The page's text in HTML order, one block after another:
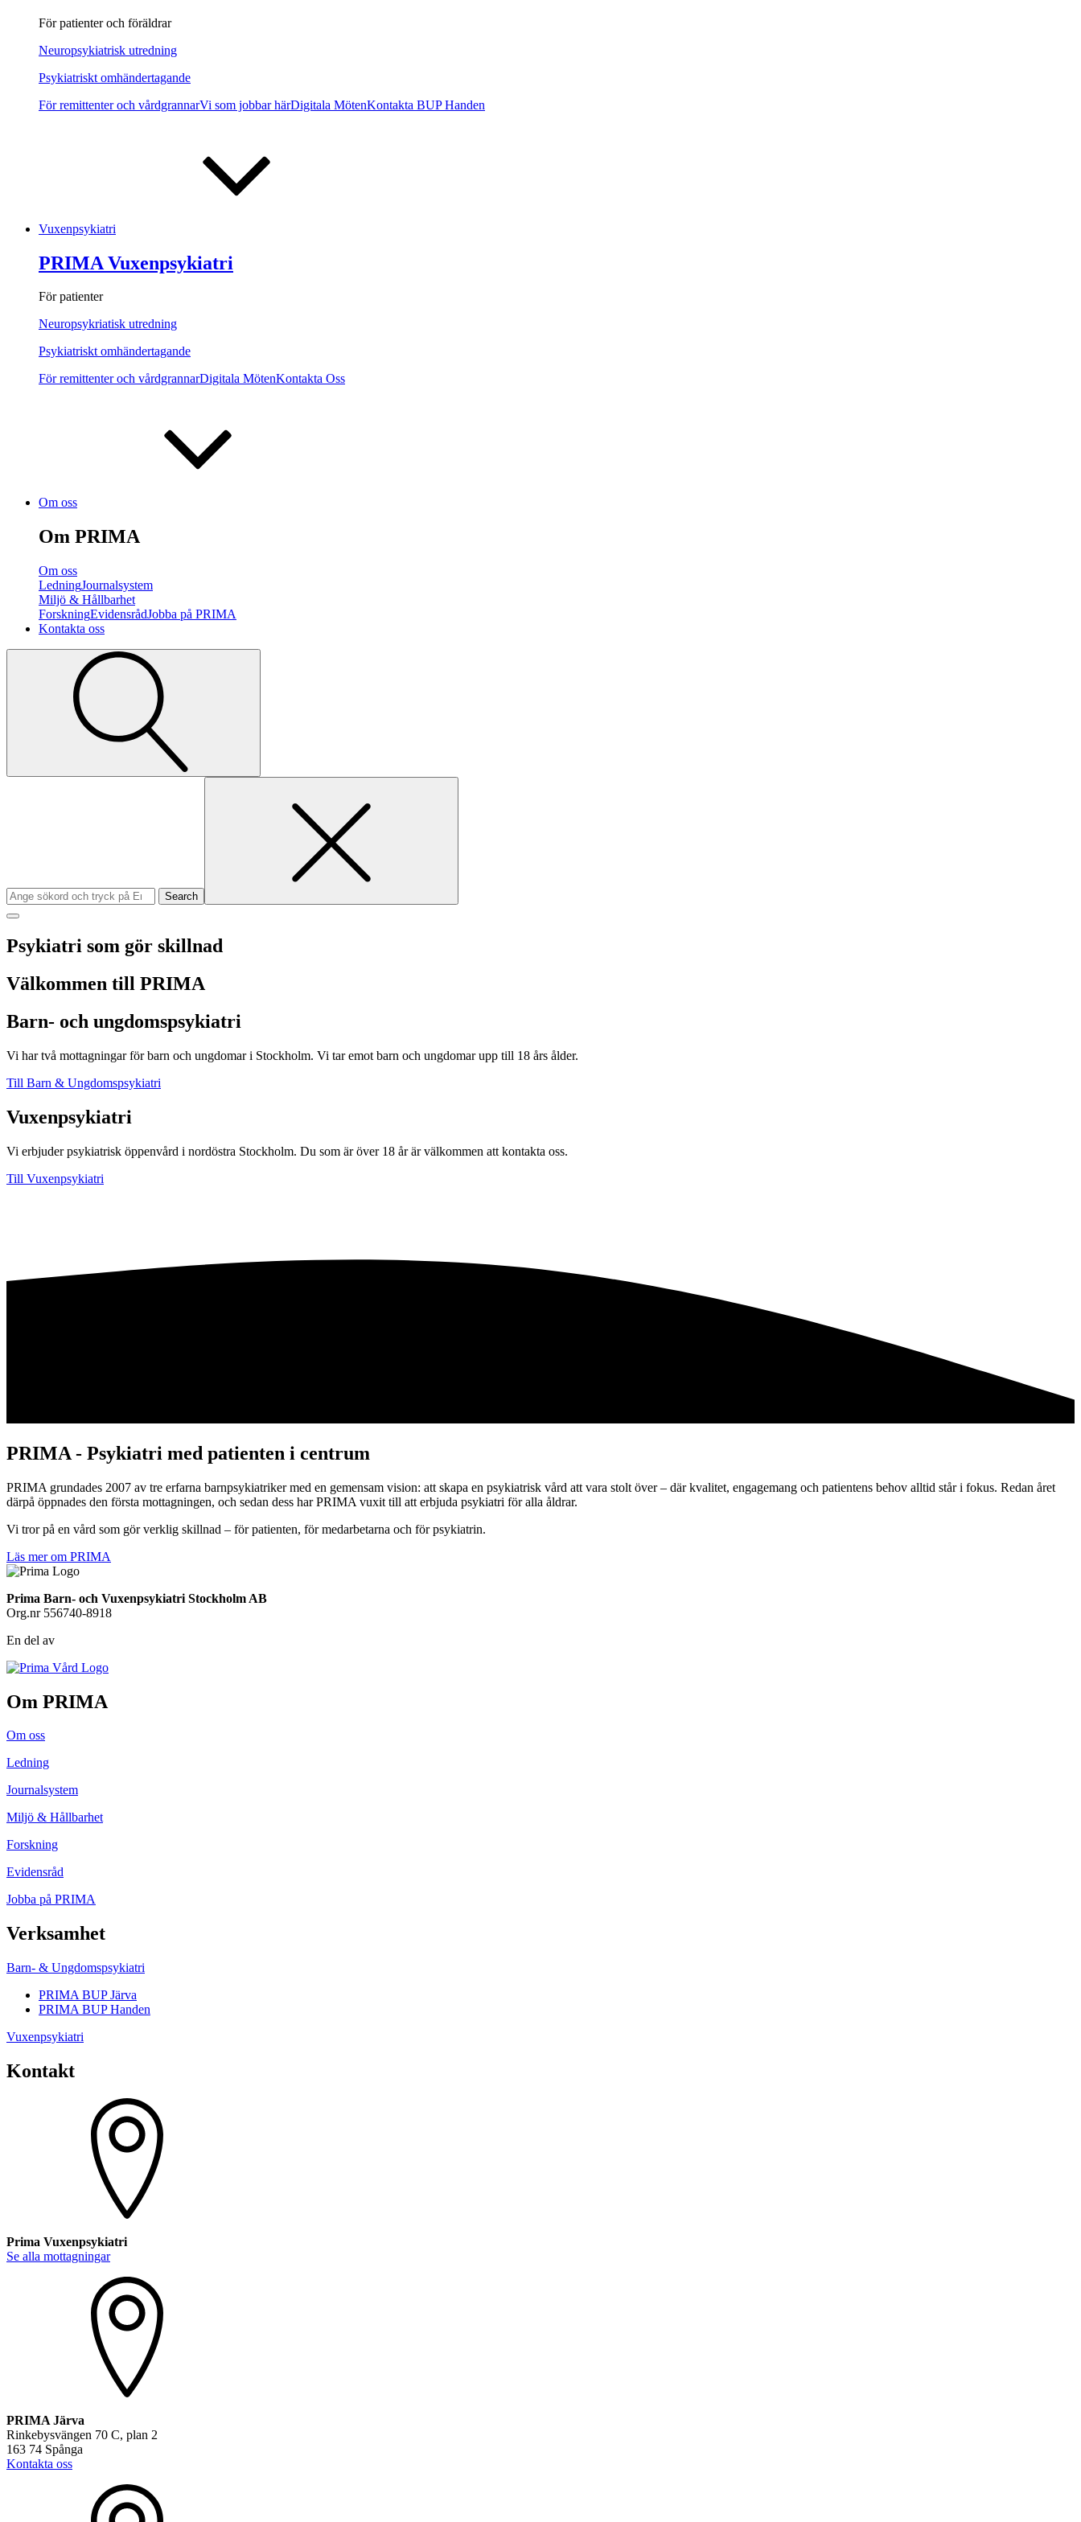
För patienter och föräldrar
Neuropsykiatrisk utredning
Psykiatriskt omhändertagande
För remittenter och vårdgrannarVi som jobbar härDigitala MötenKontakta BUP Handen
Vuxenpsykiatri
PRIMA Vuxenpsykiatri
För patienter
Neuropsykriatisk utredning
Psykiatriskt omhändertagande
För remittenter och vårdgrannarDigitala MötenKontakta Oss
Om oss
Om PRIMA
Om oss
LedningJournalsystem
Miljö & Hållbarhet
ForskningEvidensrådJobba på PRIMA
Kontakta oss
Psykiatri som gör skillnad
Välkommen till PRIMA
Barn- och ungdomspsykiatri
Vi har två mottagningar för barn och ungdomar i Stockholm. Vi tar emot barn och ungdomar upp till 18 års ålder.
Till Barn & Ungdomspsykiatri
Vuxenpsykiatri
Vi erbjuder psykiatrisk öppenvård i nordöstra Stockholm. Du som är över 18 år är välkommen att kontakta oss.
Till Vuxenpsykiatri
PRIMA - Psykiatri med patienten i centrum
PRIMA grundades 2007 av tre erfarna barnpsykiatriker med en gemensam vision: att skapa en psykiatrisk vård att vara stolt över – där kvalitet, engagemang och patientens behov alltid står i fokus. Redan året
därpå öppnades den första mottagningen, och sedan dess har PRIMA vuxit till att erbjuda psykiatri för alla åldrar.
Vi tror på en vård som gör verklig skillnad – för patienten, för medarbetarna och för psykiatrin.
Läs mer om PRIMA
Prima Barn- och Vuxenpsykiatri Stockholm AB
Org.nr 556740-8918
En del av
Om PRIMA
Om oss
Ledning
Journalsystem
Miljö & Hållbarhet
Forskning
Evidensråd
Jobba på PRIMA
Verksamhet
Barn- & Ungdomspsykiatri
PRIMA BUP Järva
PRIMA BUP Handen
Vuxenpsykiatri
Kontakt
Prima Vuxenpsykiatri
Se alla mottagningar
PRIMA Järva
Rinkebysvängen 70 C, plan 2
163 74 Spånga
Kontakta oss